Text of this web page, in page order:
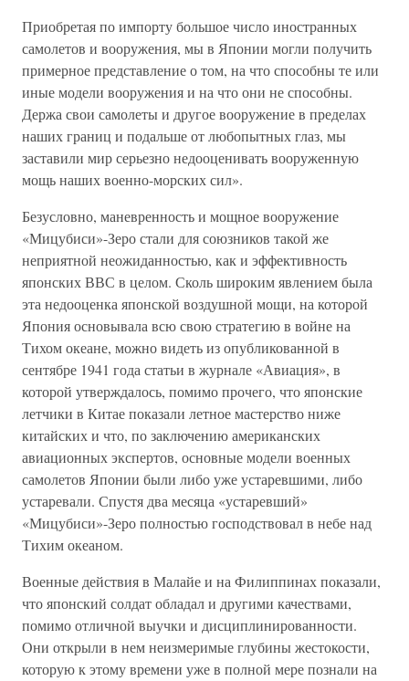
Приобретая по импорту большое число иностранных
самолетов и вооружения, мы в Японии могли получить
примерное представление о том, на что способны те или
иные модели вооружения и на что они не способны.
Держа свои самолеты и другое вооружение в пределах
наших границ и подальше от любопытных глаз, мы
заставили мир серьезно недооценивать вооруженную
мощь наших военно-морских сил».
Безусловно, маневренность и мощное вооружение
«Мицубиси»-Зеро стали для союзников такой же
неприятной неожиданностью, как и эффективность
японских ВВС в целом. Сколь широким явлением была
эта недооценка японской воздушной мощи, на которой
Япония основывала всю свою стратегию в войне на
Тихом океане, можно видеть из опубликованной в
сентябре 1941 года статьи в журнале «Авиация», в
которой утверждалось, помимо прочего, что японские
летчики в Китае показали летное мастерство ниже
китайских и что, по заключению американских
авиационных экспертов, основные модели военных
самолетов Японии были либо уже устаревшими, либо
устаревали. Спустя два месяца «устаревший»
«Мицубиси»-Зеро полностью господствовал в небе над
Тихим океаном.
Военные действия в Малайе и на Филиппинах показали,
что японский солдат обладал и другими качествами,
помимо отличной выучки и дисциплинированности.
Они открыли в нем неизмеримые глубины жестокости,
которую к этому времени уже в полной мере познали на